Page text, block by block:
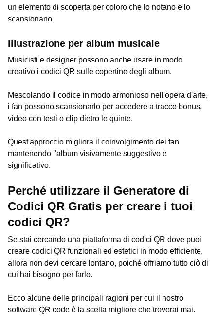
un elemento di scoperta per coloro che lo notano e lo
scansionano.
Illustrazione per album musicale
Musicisti e designer possono anche usare in modo
creativo i codici QR sulle copertine degli album.
Mescolando il codice in modo armonioso nell'opera d'arte,
i fan possono scansionarlo per accedere a tracce bonus,
video con testi o clip dietro le quinte.
Quest'approccio migliora il coinvolgimento dei fan
mantenendo l'album visivamente suggestivo e
significativo.
Perché utilizzare il Generatore di
Codici QR Gratis per creare i tuoi
codici QR?
Se stai cercando una piattaforma di codici QR dove puoi
creare codici QR funzionali ed estetici in modo efficiente,
allora non devi cercare lontano, poiché offriamo tutto ciò di
cui hai bisogno per farlo.
Ecco alcune delle principali ragioni per cui il nostro
software QR code è la scelta migliore che troverai mai.